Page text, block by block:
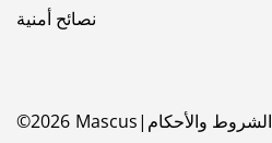
نصائح أمنية
©2026 Mascus الشروط والأحكام